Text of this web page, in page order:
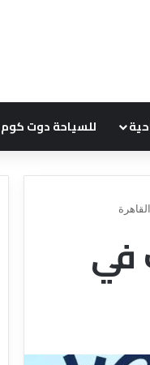
للسياحة دوت كوم
في
ك